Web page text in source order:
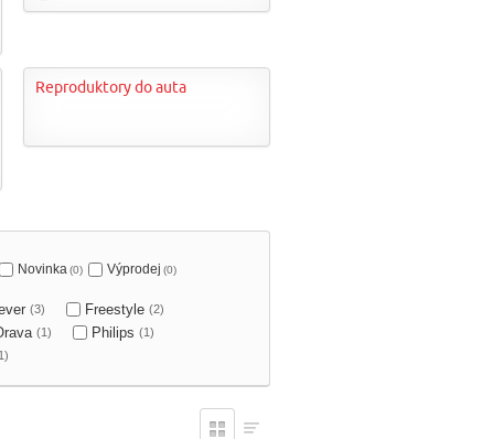
Reproduktory do auta
Novinka(0) Výprodej (0)
(3) Freestyle (2)
(1) Philips (1)